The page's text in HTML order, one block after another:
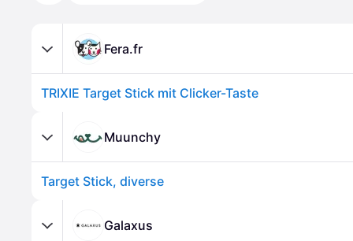
Fera.fr
TRIXIE Target Stick mit Clicker-Taste
Muunchy
Target Stick, diverse
Galaxus